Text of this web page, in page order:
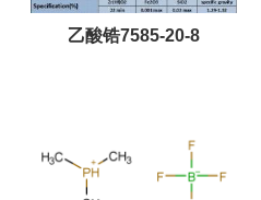
乙酸锆7585-20-8